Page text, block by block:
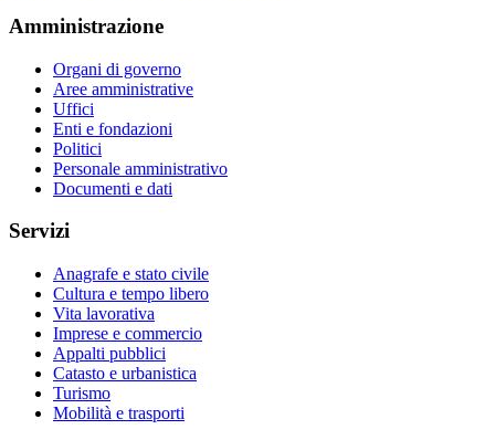
Amministrazione
Organi di governo
Aree amministrative
Uffici
Enti e fondazioni
Politici
Personale amministrativo
Documenti e dati
Servizi
Anagrafe e stato civile
Cultura e tempo libero
Vita lavorativa
Imprese e commercio
Appalti pubblici
Catasto e urbanistica
Turismo
Mobilità e trasporti